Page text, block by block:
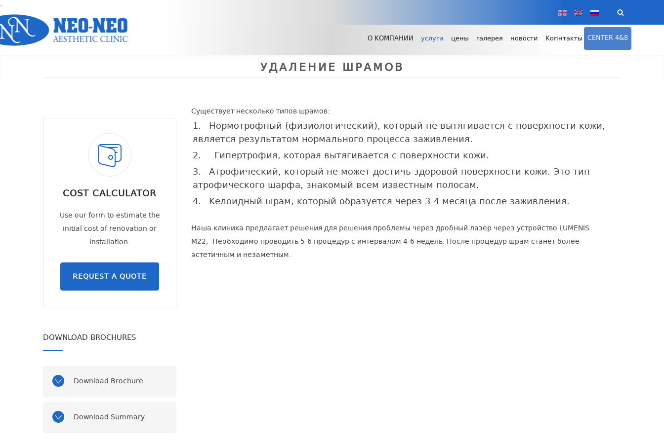
О КОМПАНИИ услуги цены галерея новости Копнтакты CENTER 4&8
УДАЛЕНИЕ ШРАМОВ
COST CALCULATOR
Use our form to estimate the
initial cost of renovation or
installation.
REQUEST A QUOTE
DOWNLOAD BROCHURES
Download Brochure
Download Summary
Существует несколько типов шрамов:
Нормотрофный (физиологический), который не вытягивается с поверхности кожи,
является результатом нормального процесса заживления.
Гипертрофия, которая вытягивается с поверхности кожи.
Атрофический, который не может достичь здоровой поверхности кожи. Это тип
атрофического шарфа, знакомый всем известным полосам.
Келоидный шрам, который образуется через 3-4 месяца после заживления.
Наша клиника предлагает решения для решения проблемы через дробный лазер через устройство LUMENIS
M22, Необходимо проводить 5-6 процедур с интервалом 4-6 недель. После процедур шрам станет более
эстетичным и незаметным.